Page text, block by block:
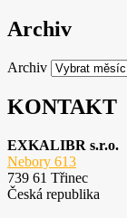
Archiv
Archiv
KONTAKT
EXKALIBR s.r.o.
Nebory 613
739 61 Třinec
Česká republika